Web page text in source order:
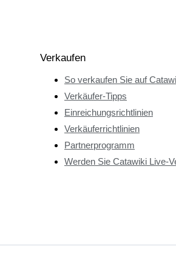
Verkaufen
So verkaufen Sie auf
Verkäufer-Tipps
Einreichungsrichtlinien
Verkäuferrichtlinien
Partnerprogramm
Werden Sie Catawiki Live-